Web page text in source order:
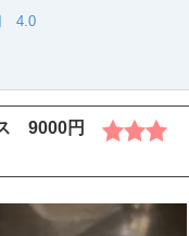
4.0
ス 9000円